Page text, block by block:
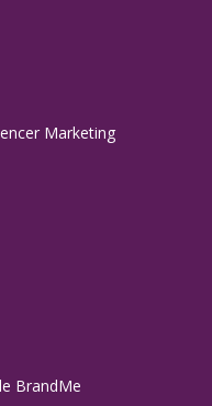
Marketing
BrandMe